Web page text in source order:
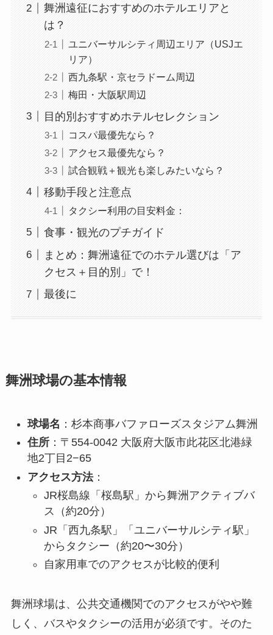
舞洲遠征におすすめのホテルエリアと
は？
ユニバーサルシティ周辺エリア（USJエ
リア）
西九条駅・京セラドーム周辺
梅田・大阪駅周辺
目的別おすすめホテルセレクション
コスパ最優先なら？
アクセス最優先なら？
試合観戦＋観光も楽しみたいなら？
移動手段と注意点
タクシー利用の目安料金：
食事・観光のプチガイド
まとめ：舞洲遠征でのホテル選びは「ア
クセス＋目的別」で！
最後に
舞洲球場の基本情報
球場名 ：杉本商事バファローズスタジアム舞洲
住所：〒554-0042 大阪府大阪市此花区北港緑
地2丁目2−65
アクセス方法：
JR桜島線「桜島駅」から舞洲アクティブバ
ス（約20分）
JR「西九条駅」「ユニバーサルシティ駅」
からタクシー（約20〜30分）
自家用車でのアクセスが比較的便利
舞洲球場は、公共交通機関でのアクセスがやや難
しく、バスやタクシーの活用が必須です。そのた